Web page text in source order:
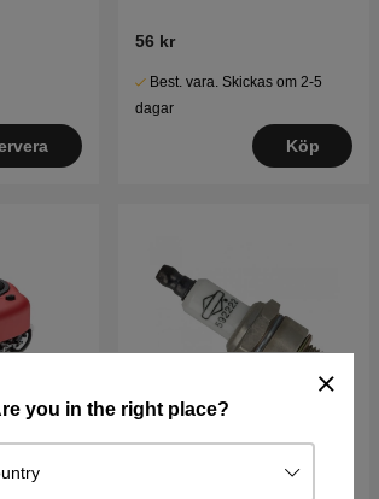
you in the right place?
56 kr
Best. vara. Skickas om 2-5
dagar
Köp